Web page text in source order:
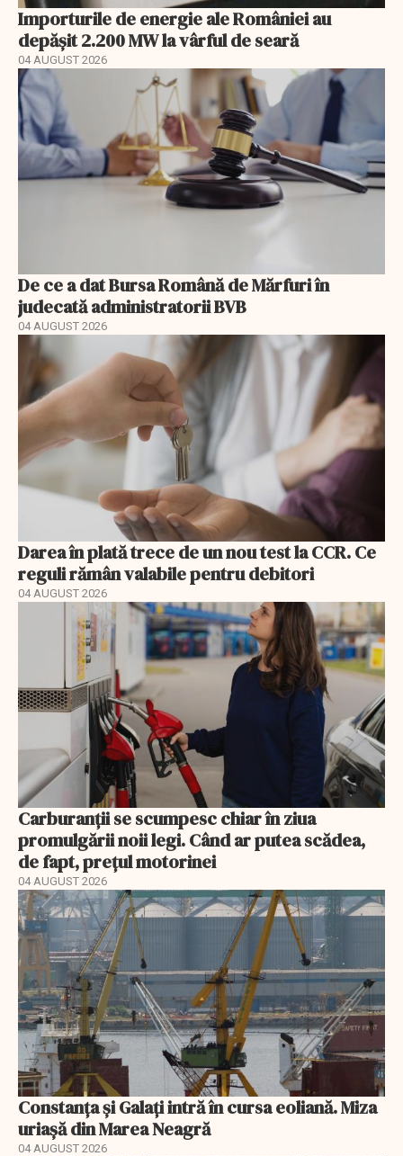
Importurile de energie ale României au
depășit 2.200 MW la vârful de seară
04 AUGUST 2026
De ce a dat Bursa Română de Mărfuri în
judecată administratorii BVB
04 AUGUST 2026
Darea în plată trece de un nou test la CCR. Ce
reguli rămân valabile pentru debitori
04 AUGUST 2026
Carburanții se scumpesc chiar în ziua
promulgării noii legi. Când ar putea scădea,
de fapt, prețul motorinei
04 AUGUST 2026
Constanța și Galați intră în cursa eoliană. Miza
uriașă din Marea Neagră
04 AUGUST 2026